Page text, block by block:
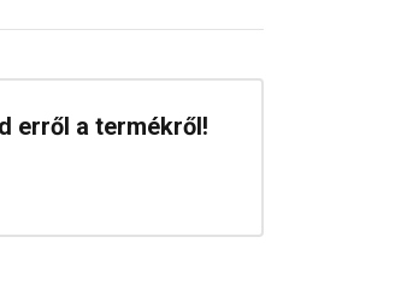
erről a termékről!